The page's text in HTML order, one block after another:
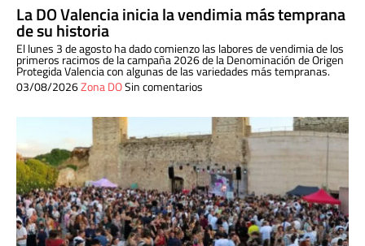
La DO Valencia inicia la vendimia más temprana
de su historia
El lunes 3 de agosto ha dado comienzo las labores de vendimia de los
primeros racimos de la campaña 2026 de la Denominación de Origen
Protegida Valencia con algunas de las variedades más tempranas.
03/08/2026Zona DOSin comentarios